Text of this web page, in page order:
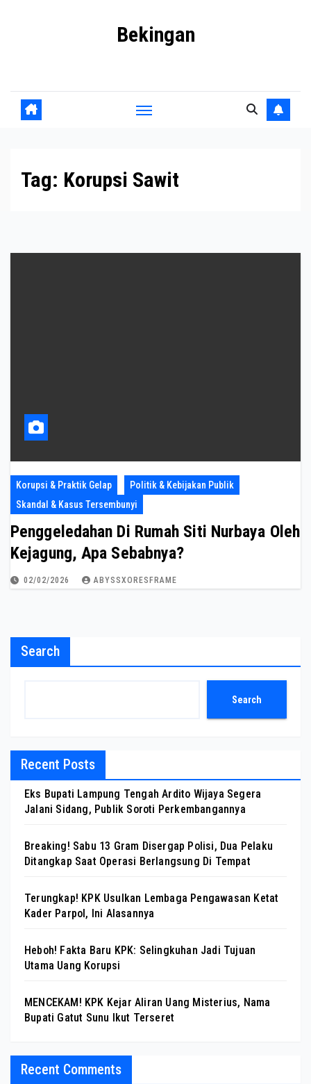
Bekingan
Tag: Korupsi Sawit
Korupsi & Praktik Gelap
Politik & Kebijakan Publik
Skandal & Kasus Tersembunyi
Penggeledahan Di Rumah Siti Nurbaya Oleh
Kejagung, Apa Sebabnya?
02/02/2026 ABYSSXORESFRAME
Search
Search
Recent Posts
Eks Bupati Lampung Tengah Ardito Wijaya Segera
Jalani Sidang, Publik Soroti Perkembangannya
Breaking! Sabu 13 Gram Disergap Polisi, Dua Pelaku
Ditangkap Saat Operasi Berlangsung Di Tempat
Terungkap! KPK Usulkan Lembaga Pengawasan Ketat
Kader Parpol, Ini Alasannya
Heboh! Fakta Baru KPK: Selingkuhan Jadi Tujuan
Utama Uang Korupsi
MENCEKAM! KPK Kejar Aliran Uang Misterius, Nama
Bupati Gatut Sunu Ikut Terseret
Recent Comments